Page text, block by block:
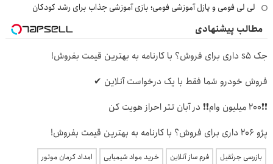
لی لی فومی و پازل آموزشی فومی؛ بازی آموزشی جذاب برای رشد کودکان
مطالب پیشنهادی
جک s5 داری برای فروش؟ با کارنامه به بهترین قیمت بفروش!
فروش خودرو شما فقط با یک درخواست آنلاین ✔
❗❗200 میلیون وام❗❗ در آبان تتر احراز هویت کن
پژو 206 داری برای فروش؟ با کارنامه به بهترین قیمت بفروش!
بازرسی جرثقیل فرم ساز آنلاین خرید مواد شیمیایی
امداد کرمان موتور